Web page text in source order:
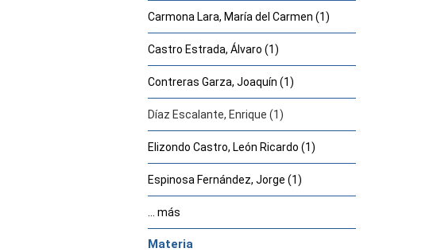
Carmona Lara, María del Carmen (1)
Castro Estrada, Álvaro (1)
Contreras Garza, Joaquín (1)
Díaz Escalante, Enrique (1)
Elizondo Castro, León Ricardo (1)
Espinosa Fernández, Jorge (1)
... más
Materia